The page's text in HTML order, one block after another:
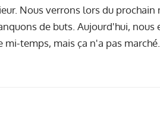
Nous verrons lors du prochain
de buts. Aujourd'hui,
mi-temps, mais ça n'a pas marché.